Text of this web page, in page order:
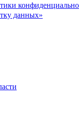
данных»